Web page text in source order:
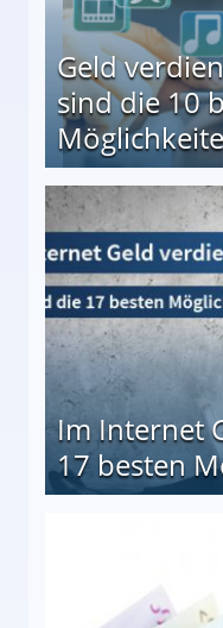
Geld
sind die 10
besten Möglichkeiten
Im Internet
17 besten